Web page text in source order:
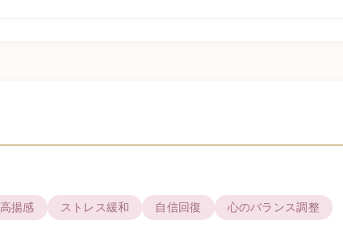
高揚感 ストレス緩和 自信回復 心のバランス調整